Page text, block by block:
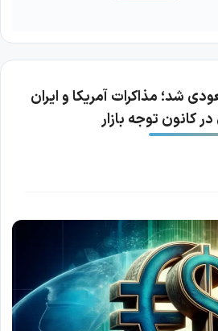
شد؛ مذاکرات آمریکا و ایران
کانون توجه بازار